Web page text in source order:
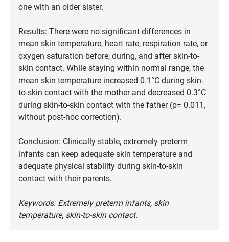
one with an older sister.
Results: There were no significant differences in
mean skin temperature, heart rate, respiration rate, or
oxygen saturation before, during, and after skin-to-
skin contact. While staying within normal range, the
mean skin temperature increased 0.1°C during skin-
to-skin contact with the mother and decreased 0.3°C
during skin-to-skin contact with the father (p= 0.011,
without post-hoc correction).
Conclusion: Clinically stable, extremely preterm
infants can keep adequate skin temperature and
adequate physical stability during skin-to-skin
contact with their parents.
Keywords: Extremely preterm infants, skin
temperature, skin-to-skin contact.